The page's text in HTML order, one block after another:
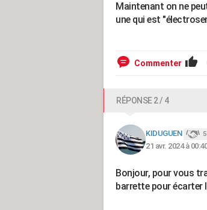
Maintenant on ne
une qui est
Commenter
RÉPONSE 2 / 4
KIDUGUEN
21 avr. 2024 à 00:40
Bonjour, pour vous
barrette pour écarter